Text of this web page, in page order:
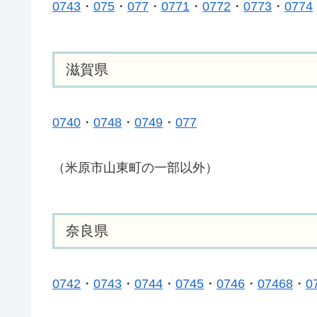
0743 ・ 075 ・ 077 ・ 0771 ・ 0772 ・ 0773 ・ 0774
滋賀県
0740 ・ 0748 ・ 0749 ・ 077
（米原市山東町の一部以外）
奈良県
0742 ・ 0743 ・ 0744 ・ 0745 ・ 0746 ・ 07468 ・